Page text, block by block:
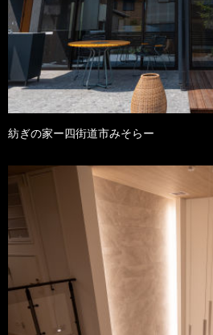
紡ぎの家ー四街道市みそらー